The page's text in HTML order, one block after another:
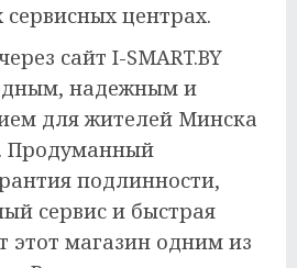
центрах.
сайт I-SMART.BY
надежным и
для жителей Минска
Продуманный
подлинности,
сервис и быстрая
этот магазин одним из